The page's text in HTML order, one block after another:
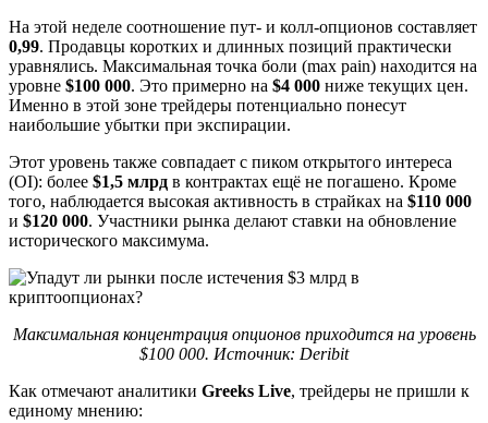
На этой неделе соотношение пут- и колл-опционов составляет
0,99. Продавцы коротких и длинных позиций практически
уравнялись. Максимальная точка боли (max pain) находится на
уровне $100 000. Это примерно на $4 000 ниже текущих цен.
Именно в этой зоне трейдеры потенциально понесут
наибольшие убытки при экспирации.
Этот уровень также совпадает с пиком открытого интереса
(OI): более $1,5 млрд в контрактах ещё не погашено. Кроме
того, наблюдается высокая активность в страйках на $110 000
и $120 000. Участники рынка делают ставки на обновление
исторического максимума.
Максимальная концентрация опционов приходится на уровень
$100 000. Источник: Deribit
Как отмечают аналитики Greeks Live, трейдеры не пришли к
единому мнению: